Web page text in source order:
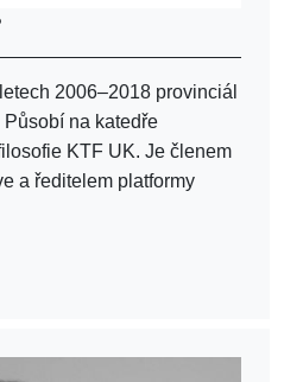
2006–2018 provinciál
na katedře
KTF UK. Je členem
a ředitelem platformy